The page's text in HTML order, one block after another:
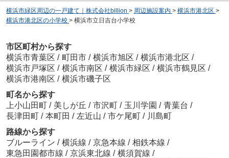
横浜市緑区周辺の一戸建て｜株式会社billion > 周辺施設案内 > 横浜市港北区 >
横浜市港北区の小学校 > 横浜市立日吉台小学校
市区町村から探す
横浜市青葉区 / 町田市 / 横浜市旭区 / 横浜市港北区 /
横浜市戸塚区 / 横浜市南区 / 横浜市緑区 / 横浜市鶴見区 /
横浜市港南区 / 横浜市磯子区
町名から探す
上小山田町 / 美しが丘 / 市沢町 / 玉川学園 / 青葉台 /
長津田町 / 本町田 / 左近山 / 市ケ尾町 / 川島町
路線から探す
ブルーライン / 横浜線 / 京急本線 / 相鉄本線 /
東急田園都市線 / 京浜東北線 / 横須賀線 /